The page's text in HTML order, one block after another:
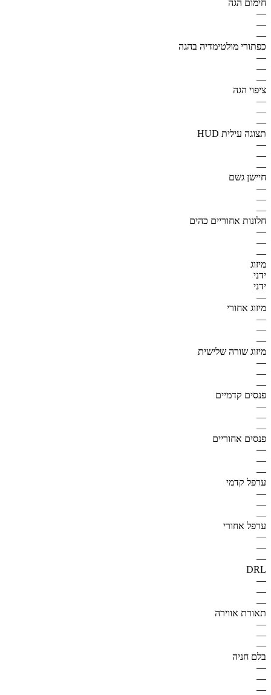
חימום הגה
—
—
—
כפתורי מולטימדיה בהגה
—
—
—
ציפוי הגה
—
—
—
תצוגה עילית HUD
—
—
—
חיישן גשם
—
—
—
חלונות אחוריים כהים
—
—
—
מיזוג
ידני
ידני
—
מיזוג אחורי
—
—
—
מיזוג שורה שלישית
—
—
—
פנסים קדמיים
—
—
—
פנסים אחוריים
—
—
—
ערפל קדמי
—
—
—
ערפל אחורי
—
—
—
DRL
—
—
—
תאורת אווירה
—
—
—
בלם חניה
—
—
—